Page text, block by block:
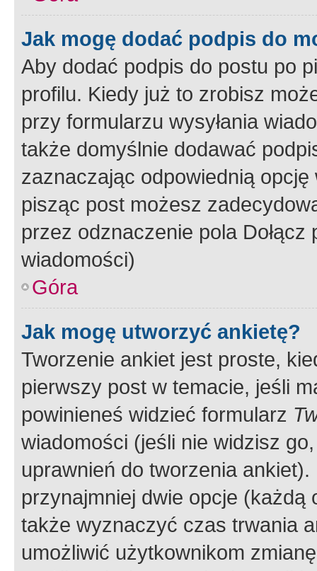
Jak mogę dodać podpis do
Aby dodać podpis do postu po
profilu. Kiedy już to zrobisz
przy formularzu wysyłania
także domyślnie dodawać
zaznaczając odpowiednią
pisząc post możesz
przez odznaczenie pola
wiadomości)
Góra
Jak mogę utworzyć ankietę?
Tworzenie ankiet jest proste,
pierwszy post w temacie, jeśli
powinieneś widzieć formularz
wiadomości (jeśli nie widzisz
uprawnień do tworzenia
przynajmniej dwie opcje
także wyznaczyć czas trwania
umożliwić użytkownikom